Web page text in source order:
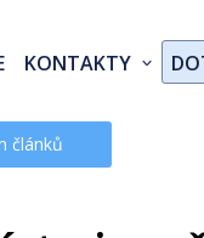
KONTAKTY
článků